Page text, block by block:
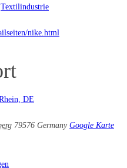
Textilindustrie
nike.html
DE
79576 Germany Google Karte